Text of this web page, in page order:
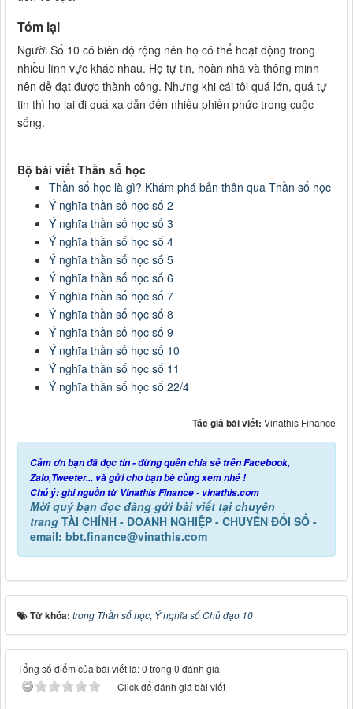
Tóm lại
Người Số 10 có biên độ rộng nên họ có thể hoạt động trong
nhiều lĩnh vực khác nhau. Họ tự tin, hoàn nhã và thông minh
nên dễ đạt được thành công. Nhưng khi cái tôi quá lớn, quá tự
tin thì họ lại đi quá xa dẫn đến nhiều phiền phức trong cuộc
sống.
Bộ bài viết Thần số học
Thần số học là gì? Khám phá bản thân qua Thần số học
Ý nghĩa thần số học số 2
Ý nghĩa thần số học số 3
Ý nghĩa thần số học số 4
Ý nghĩa thần số học số 5
Ý nghĩa thần số học số 6
Ý nghĩa thần số học số 7
Ý nghĩa thần số học số 8
Ý nghĩa thần số học số 9
Ý nghĩa thần số học số 10
Ý nghĩa thần số học số 11
Ý nghĩa thần số học số 22/4
Tác giả bài viết: Vinathis Finance
Cảm ơn bạn đã đọc tin - đừng quên chia sẻ trên Facebook,
Zalo,Tweeter... và gửi cho bạn bè cùng xem nhé !
Chú ý: ghi nguồn từ Vinathis Finance - vinathis.com
Mời quý bạn đọc đăng gửi bài viết tại chuyên
trang TÀI CHÍNH - DOANH NGHIỆP - CHUYỂN ĐỔI SỐ -
email: bbt.finance@vinathis.com
Từ khóa: trong Thần số học, Ý nghĩa số Chủ đạo 10
Tổng số điểm của bài viết là: 0 trong 0 đánh giá
Click để đánh giá bài viết